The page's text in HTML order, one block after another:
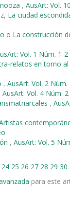
, AusArt: Vol.
La ciudad
o La construcción
Vol. 1 Núm. 1-
relatos en torno
, AusArt: Vol. 2
AusArt: Vol. 4 Núm.
,
, AusArt: Vol. 5
24 25 26 27 28 29 30
para este